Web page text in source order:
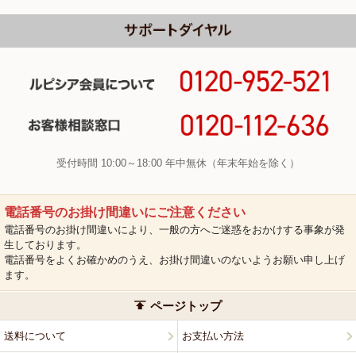
受付時間 10:00～18:00 年中無休（年末年始を除く）
電話番号のお掛け間違いにご注意ください
電話番号のお掛け間違いにより、一般の方へご迷惑をおかけする事象が発
生しております。
電話番号をよくお確かめのうえ、お掛け間違いのないようお願い申し上げ
ます。
ページトップ
送料について お支払い方法